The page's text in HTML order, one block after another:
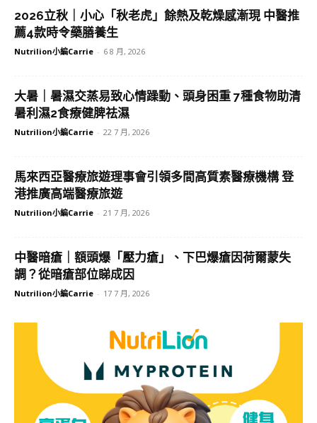
2026立秋｜小心「秋老虎」餘熱及乾燥感漸現 中醫推
薦4款時令藥膳養生
Nutrilion小編Carrie - 6 8 月, 2026
大暑｜暑濕交蒸易致心情躁動、頭身困重 7種食物助清
暑利濕2食療健脾祛濕
Nutrilion小編Carrie - 22 7 月, 2026
馬來西亞醫療旅遊理事會引領多間高質素醫療機構 登
港推廣高端醫療旅遊
Nutrilion小編Carrie - 21 7 月, 2026
中醫暗瘡｜額頭爆「壓力瘡」、下巴爆瘡因荷爾蒙失
調？從暗瘡部位睇成因
Nutrilion小編Carrie - 17 7 月, 2026